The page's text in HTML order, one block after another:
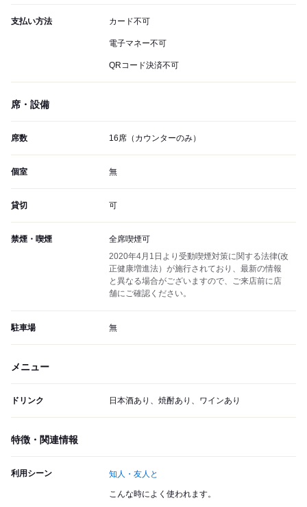
支払い方法 カード不可
電子マネー不可
QRコード決済不可
席・設備
席数 16席（カウンターのみ）
個室 無
貸切 可
禁煙・喫煙
全席喫煙可
2020年4月1日より受動喫煙対策に関する法律(改
正健康増進法）が施行されており、最新の情報
と異なる場合がございますので、ご来店前に店
舗にご確認ください。
駐車場 無
メニュー
ドリンク 日本酒あり、焼酎あり、ワインあり
特徴・関連情報
利用シーン 知人・友人と
こんな時によく使われます。